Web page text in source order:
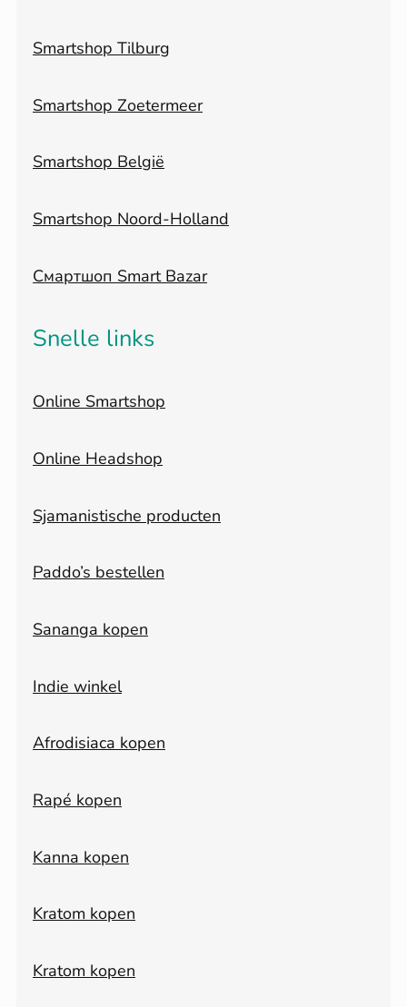
Smartshop Tilburg
Smartshop Zoetermeer
Smartshop België
Smartshop Noord-Holland
Смартшоп Smart Bazar
Snelle links
Online Smartshop
Online Headshop
Sjamanistische producten
Paddo’s bestellen
Sananga kopen
Indie winkel
Afrodisiaca kopen
Rapé kopen
Kanna kopen
Kratom kopen
Kratom kopen